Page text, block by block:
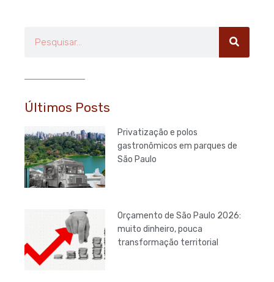
Últimos Posts
Privatização e polos
gastronômicos em parques de
São Paulo
Orçamento de São Paulo 2026:
muito dinheiro, pouca
transformação territorial